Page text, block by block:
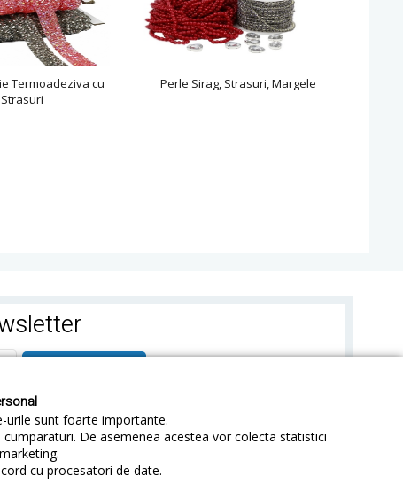
urile sunt foarte importante.
De asemenea acestea vor colecta statistici
cu procesatori de date.
Termoadeziva cu
Strasuri
Perle Sirag, Strasuri, Margele
Sitemap